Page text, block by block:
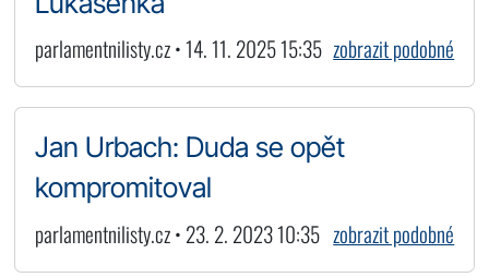
parlamentnilisty.cz • 14. 11. 2025 15:35 zobrazit podobné
Jan Urbach: Duda se opět
kompromitoval
parlamentnilisty.cz • 23. 2. 2023 10:35 zobrazit podobné